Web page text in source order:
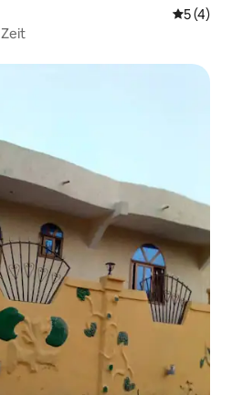
5 (4)
Volta – dein Zuhause auf Zeit